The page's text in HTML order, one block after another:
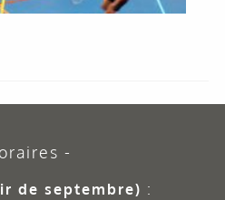
de septembre) :